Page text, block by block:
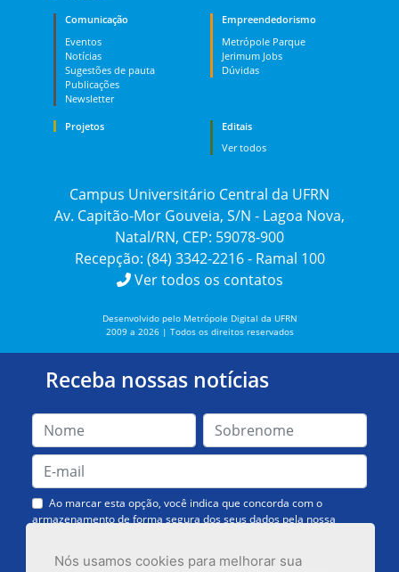
Nós usamos cookies para melhorar sua
Comunicação
Eventos
Notícias
Sugestões de pauta
Publicações
Newsletter
Empreendedorismo
Metrópole Parque
Jerimum Jobs
Dúvidas
Projetos
Editais
Ver todos
Campus Universitário Central da UFRN
Av. Capitão-Mor Gouveia, S/N - Lagoa Nova,
Natal/RN, CEP: 59078-900
Recepção: (84) 3342-2216 - Ramal 100
Ver todos os contatos
Desenvolvido pelo Metrópole Digital da UFRN
2009 a 2026 | Todos os direitos reservados
Receba nossas notícias
Ao marcar esta opção, você indica que concorda com o
armazenamento de forma segura dos seus dados pela nossa